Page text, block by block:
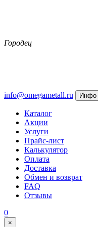
Городец
info@omegametall.ru Инфо
Каталог
Акции
Услуги
Прайс-лист
Калькулятор
Оплата
Доставка
Обмен и возврат
FAQ
Отзывы
0
×